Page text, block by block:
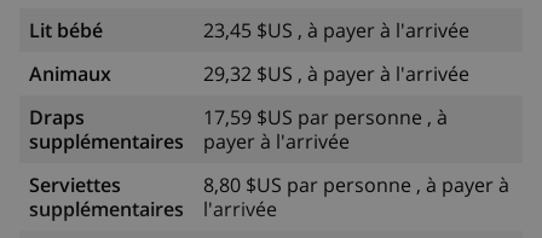
Lit bébé
23,45 $US , à payer à l'arrivée
Animaux
29,32 $US , à payer à l'arrivée
Draps
supplémentaires
17,59 $US par personne , à
payer à l'arrivée
Serviettes
supplémentaires
8,80 $US par personne , à payer à
l'arrivée